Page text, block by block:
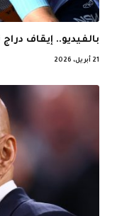
بالفيديو.. إيقاف
21 أبريل، 2026